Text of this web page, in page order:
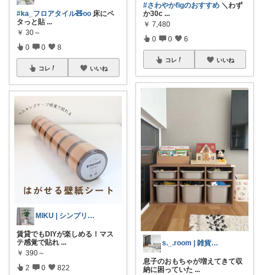
#ka_フロアタイル🧸oo 床にペ
タっと貼 ...
￥ 30～
0 0 8
コレ いいね
MIKU | シンプリスト主婦
賃貸でもDIYが楽しめる！マス
テ感覚で貼れ ...
￥ 390～
2 0 822
#さわやかfigのおすすめ ＼わず
か30c ...
￥ 7,480
0 0 6
コレ いいね
s._.room | 雑貨好き♡2歳ママ
息子のおもちゃが増えてきて収
納に困っていた ...